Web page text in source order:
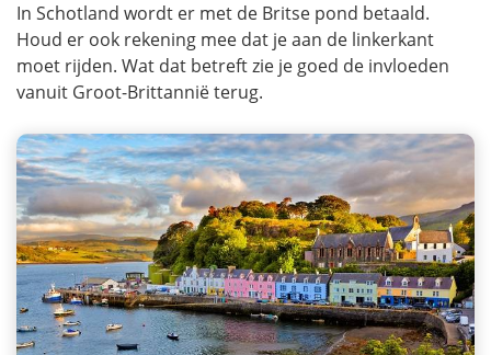
In Schotland wordt er met de Britse pond betaald.
Houd er ook rekening mee dat je aan de linkerkant
moet rijden. Wat dat betreft zie je goed de invloeden
vanuit Groot-Brittannië terug.